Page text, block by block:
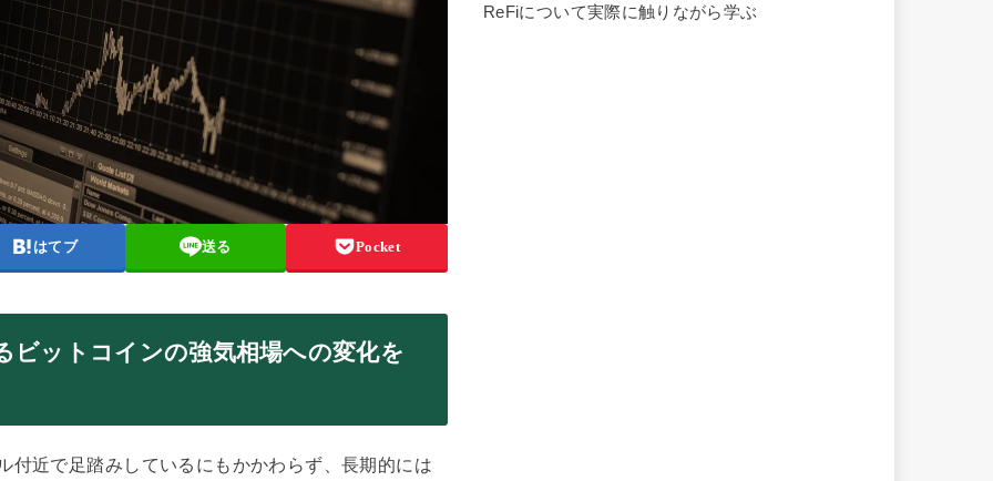
はてブ 送る Pocket
ビットコインの強気相場への変化を
付近で足踏みしているにもかかわらず、長期的には
ReFiについて実際に触りながら学ぶ